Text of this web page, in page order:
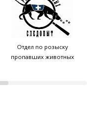
Отдел по розыску
пропавших животных